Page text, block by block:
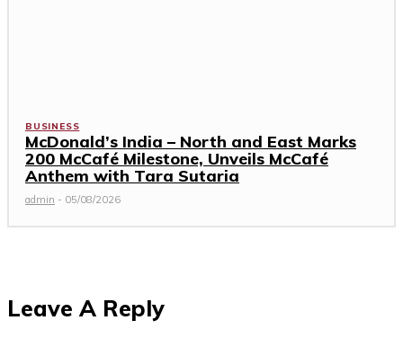
BUSINESS
McDonald’s India – North and East Marks
200 McCafé Milestone, Unveils McCafé
Anthem with Tara Sutaria
admin - 05/08/2026
Leave A Reply